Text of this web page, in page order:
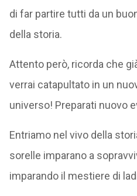
di far partire tutti da un
della storia.
Attento però, ricorda che
verrai catapultato in un
universo! Preparati nuovo
Entriamo nel vivo della
sorelle imparano a
imparando il mestiere di